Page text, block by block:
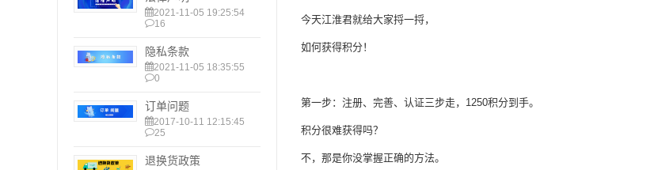
2021-11-05 19:25:54
16
隐私条款
2021-11-05 18:35:55
0
订单问题
2017-10-11 12:15:45
25
退换货政策
今天江淮君就给大家捋一捋，
如何获得积分！
第一步：注册、完善、认证三步走，1250积分到手。
积分很难获得吗？
不，那是你没掌握正确的方法。